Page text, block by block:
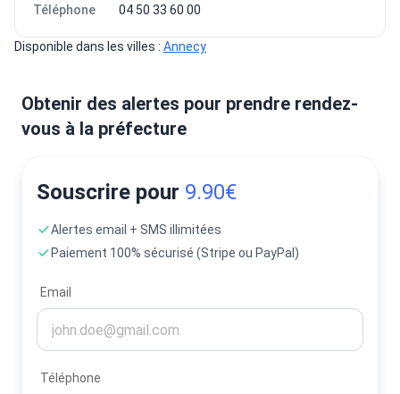
Téléphone
04 50 33 60 00
Disponible dans les villes : Annecy
Obtenir des alertes pour prendre rendez-
vous à la préfecture
Souscrire pour 9.90€
Alertes email + SMS illimitées
Paiement 100% sécurisé (Stripe ou PayPal)
Email
Téléphone